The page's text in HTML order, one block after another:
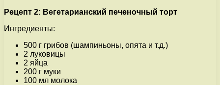
Рецепт 2: Вегетарианский печеночный торт
Ингредиенты:
500 г грибов (шампиньоны, опята и т.д.)
2 луковицы
2 яйца
200 г муки
100 мл молока